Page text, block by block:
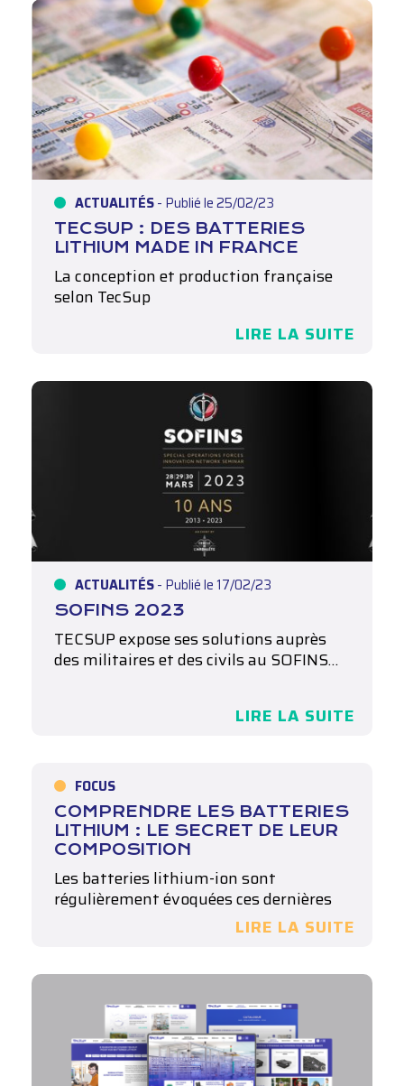
ACTUALITÉS- Publié le 25/02/23
TECSUP : DES BATTERIES
LITHIUM MADE IN FRANCE
La conception et production française
selon TecSup
LIRE LA SUITE
ACTUALITÉS- Publié le 17/02/23
SOFINS 2023
TECSUP expose ses solutions auprès
des militaires et des civils au SOFINS…
LIRE LA SUITE
FOCUS
COMPRENDRE LES BATTERIES
LITHIUM : LE SECRET DE LEUR
COMPOSITION
Les batteries lithium-ion sont
régulièrement évoquées ces dernières
années, mais connaissez-vous leurs…
LIRE LA SUITE